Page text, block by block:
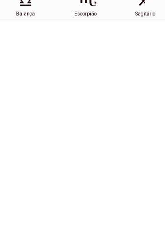
Balança Escorpião Sagitário